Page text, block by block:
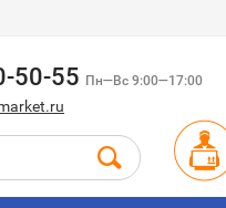
50-55 Пн—Вс 9:00—17:00